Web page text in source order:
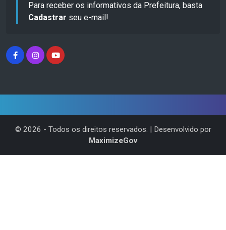
Para receber os informativos da Prefeitura, basta
Cadastrar seu e-mail!
© 2026 - Todos os direitos reservados. | Desenvolvido por
MaximizeGov